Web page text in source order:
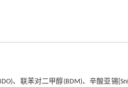
、联苯对二甲醇(BDM)、辛酸亚锡